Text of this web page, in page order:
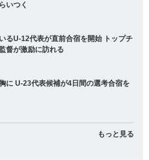
いつく
るU-12代表が直前合宿を開始 トップチ
督が激励に訪れる
に U-23代表候補が4日間の選考合宿を
もっと見る